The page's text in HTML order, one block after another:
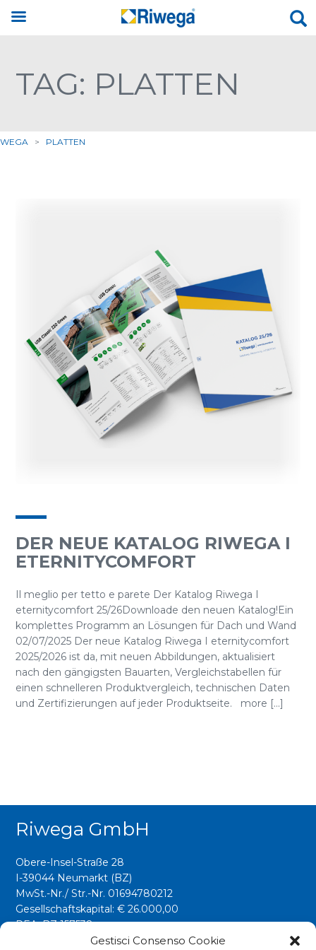
Gestisci Consenso Cookie
TAG: PLATTEN
> PLATTEN
DER NEUE KATALOG RIWEGA I
ETERNITYCOMFORT
Il meglio per tetto e parete Der Katalog Riwega I
eternitycomfort 25/26Downloade den neuen Katalog!Ein
komplettes Programm an Lösungen für Dach und Wand
02/07/2025 Der neue Katalog Riwega I eternitycomfort
2025/2026 ist da, mit neuen Abbildungen, aktualisiert
nach den gängigsten Bauarten, Vergleichstabellen für
einen schnelleren Produktvergleich, technischen Daten
und Zertifizierungen auf jeder Produktseite. more [...]
Riwega GmbH
Obere-Insel-Straße 28
I-39044 Neumarkt (BZ)
MwSt.-Nr./ Str.-Nr. 01694780212
Gesellschaftskapital: € 26.000,00
REA: BZ 157538
info@riwega.com